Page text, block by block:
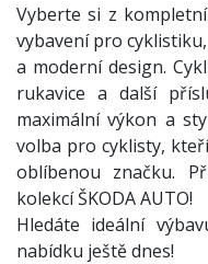
Vyberte si z
vybavení pro
a moderní design.
rukavice a další
maximální výkon a
volba pro cyklisty,
oblíbenou značku.
kolekcí ŠKODA AUTO!
Hledáte ideální
nabídku ještě dnes!